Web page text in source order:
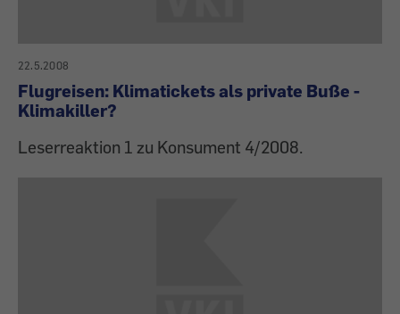
22.5.2008
Flugreisen: Klimatickets als private Buße -
Klimakiller?
Leserreaktion 1 zu Konsument 4/2008.